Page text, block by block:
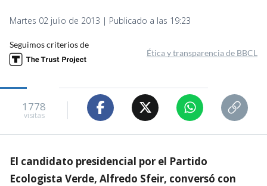
Martes 02 julio de 2013 | Publicado a las 19:23
Seguimos criterios de
Ética y transparencia de BBCL
1778
visitas
El candidato presidencial por el Partido
Ecologista Verde, Alfredo Sfeir, conversó con